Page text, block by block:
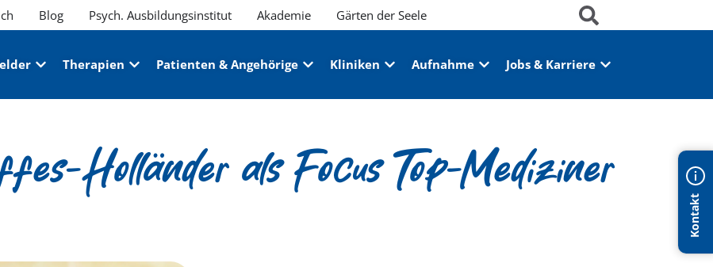
Kontakt
Blog Psych. Ausbildungsinstitut Akademie Gärten der Seele
Therapien Patienten & Angehörige Kliniken Aufnahme Jobs & Karriere
Holländer als Focus Top-Mediziner